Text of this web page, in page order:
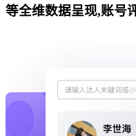
等全维数据呈现,账号